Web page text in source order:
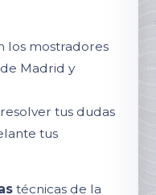
los mostradores
Madrid y
tus dudas
tus
técnicas de la